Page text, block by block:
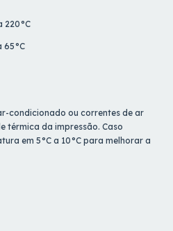
220°C
65°C
condicionado ou correntes de ar
térmica da impressão. Caso
em 5°C a 10°C para melhorar a